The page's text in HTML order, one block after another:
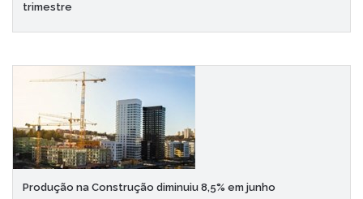
trimestre
Produção na Construção diminuiu 8,5% em junho